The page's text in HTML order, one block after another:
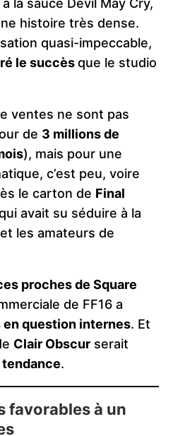
la sauce Devil May Cry,
histoire très dense.
quasi-impeccable,
le succèsque le studio
ventes ne sont pas
de 3 millions de
), mais pour une
c’est peu, voire
le carton de Final
avait su séduire à la
les amateurs de
proches de Square
de FF16 a
en question internes. Et
Clair Obscur serait
.
favorables à un